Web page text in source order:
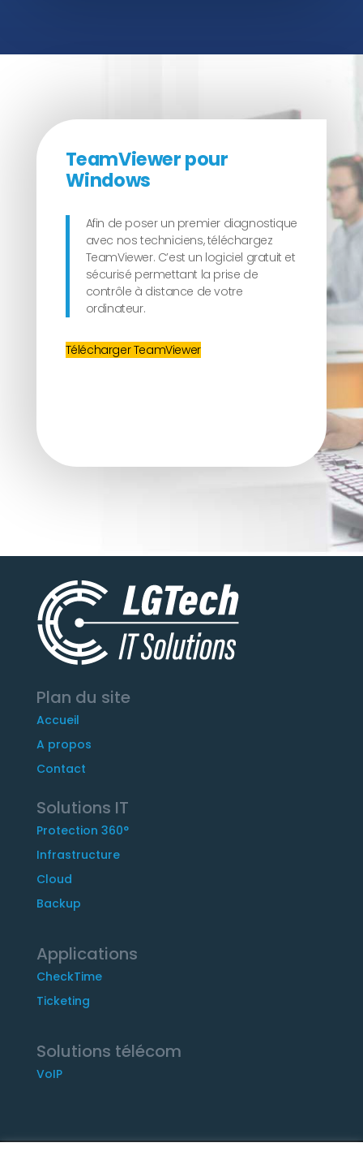
TeamViewer pour
Windows
Afin de poser un premier diagnostique
avec nos techniciens, téléchargez
TeamViewer. C’est un logiciel gratuit et
sécurisé permettant la prise de
contrôle à distance de votre
ordinateur.
Télécharger TeamViewer
Plan du site
Accueil
A propos
Contact
Solutions IT
Protection 360°
Infrastructure
Cloud
Backup
Applications
CheckTime
Ticketing
Solutions télécom
VoIP